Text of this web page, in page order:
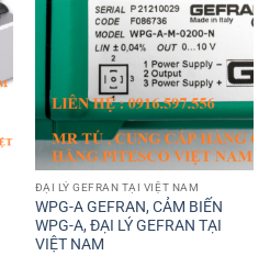
ĐẠI LÝ GEFRAN TẠI VIỆT NAM
WPG-A GEFRAN, CẢM BIẾN
WPG-A, ĐẠI LÝ GEFRAN TẠI
VIỆT NAM